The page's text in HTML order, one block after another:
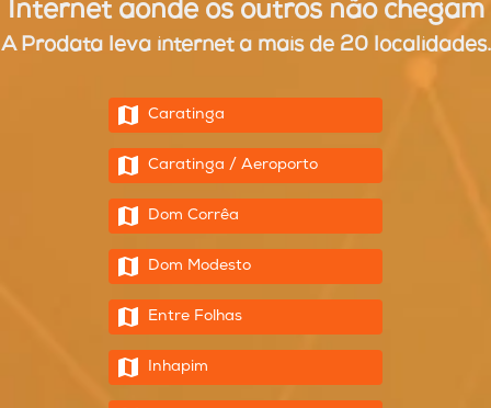
Internet aonde os outros não chegam
A Prodata leva internet a mais de 20 localidades.
Caratinga
Caratinga / Aeroporto
Dom Corrêa
Dom Modesto
Entre Folhas
Inhapim